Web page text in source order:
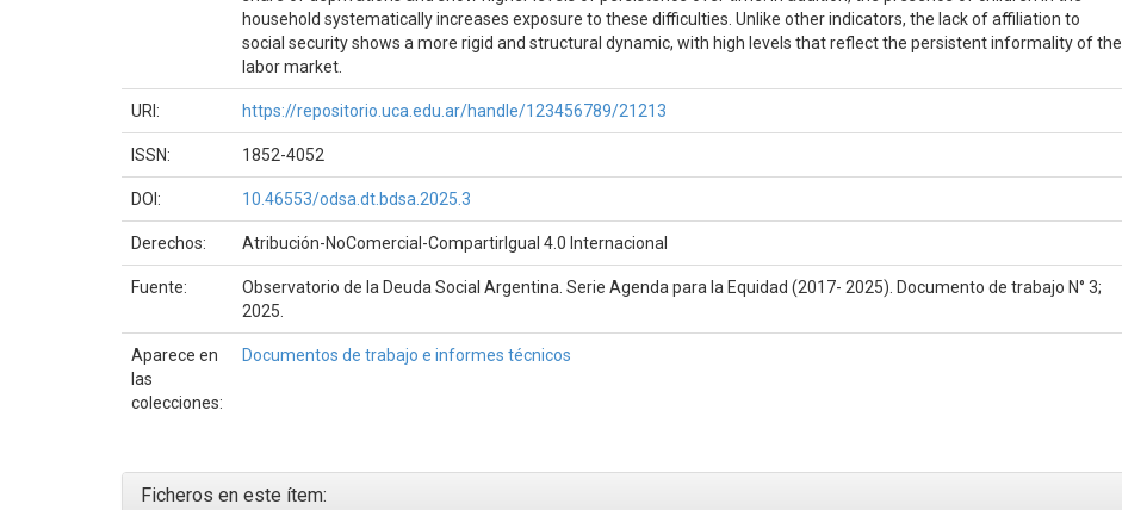
household systematically increases exposure to these difficulties. Unlike other indicators, the lack of affiliation to
social security shows a more rigid and structural dynamic, with high levels that reflect the persistent informality of the
labor market.
URI: https://repositorio.uca.edu.ar/handle/123456789/21213
ISSN: 1852-4052
DOI: 10.46553/odsa.dt.bdsa.2025.3
Derechos: Atribución-NoComercial-CompartirIgual 4.0 Internacional
Fuente:
Observatorio de la Deuda Social Argentina. Serie Agenda para la Equidad (2017- 2025). Documento de trabajo N° 3;
2025.
Aparece en
las
colecciones:
Documentos de trabajo e informes técnicos
Ficheros en este ítem: